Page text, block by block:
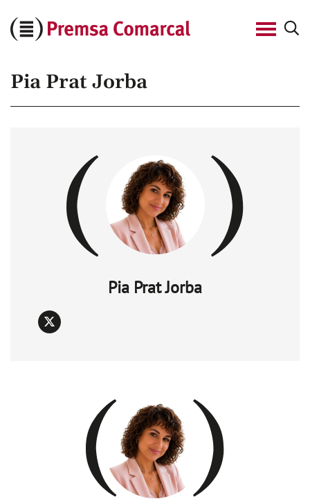
Cerca
Pia Prat Jorba
Pia Prat Jorba
X